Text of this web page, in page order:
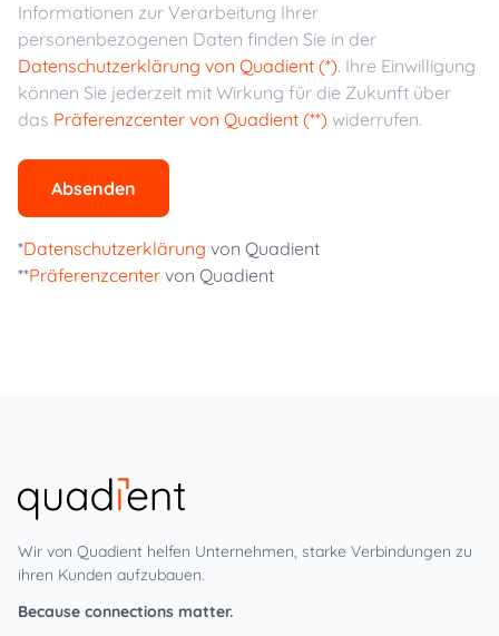
Informationen zur Verarbeitung Ihrer
personenbezogenen Daten finden Sie in der
Datenschutzerklärung von Quadient (*). Ihre Einwilligung
können Sie jederzeit mit Wirkung für die Zukunft über
das Präferenzcenter von Quadient (**) widerrufen.
Absenden
*Datenschutzerklärung von Quadient
**Präferenzcenter von Quadient
Wir von Quadient helfen Unternehmen, starke Verbindungen zu
ihren Kunden aufzubauen.
Because connections matter.